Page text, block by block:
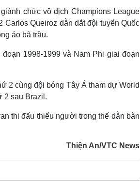
chức vô địch Champions League
Queiroz dẫn dắt đội tuyển Quốc
áo bã trầu.
1998-1999 và Nam Phi giai đoạn
2 cùng đội bóng Tây Á tham dự World
2 sau Brazil.
thi đấu thiếu người trong thế dẫn bàn
Thiện An/VTC News